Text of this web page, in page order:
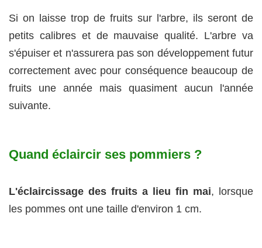
Si on laisse trop de fruits sur l'arbre, ils seront de
petits calibres et de mauvaise qualité. L'arbre va
s'épuiser et n'assurera pas son développement futur
correctement avec pour conséquence beaucoup de
fruits une année mais quasiment aucun l'année
suivante.
Quand éclaircir ses pommiers ?
L'éclaircissage des fruits a lieu fin mai, lorsque
les pommes ont une taille d'environ 1 cm.